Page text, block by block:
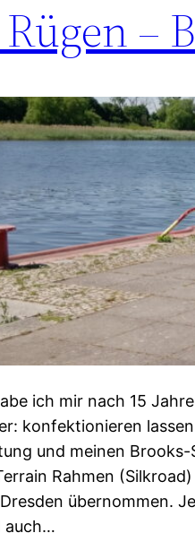
–
ich mir nach 15
konfektionieren
und meinen
Rahmen
übernommen.
auch…